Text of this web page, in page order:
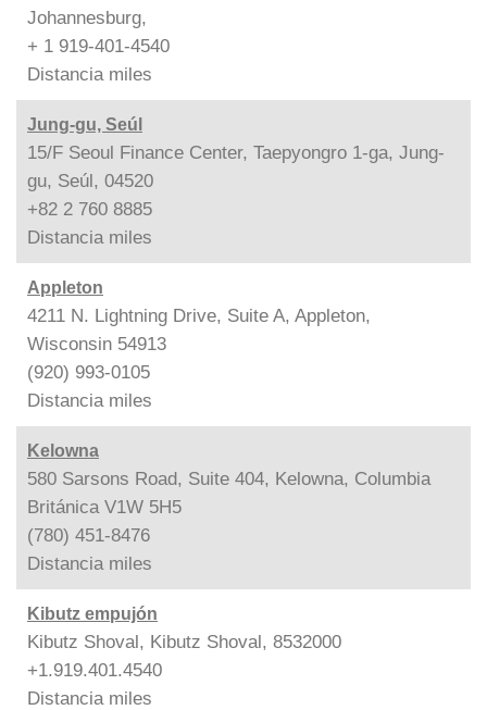
Johannesburg,
+ 1 919-401-4540
Distancia miles
Jung-gu, Seúl
15/F Seoul Finance Center, Taepyongro 1-ga, Jung-
gu, Seúl, 04520
+82 2 760 8885
Distancia miles
Appleton
4211 N. Lightning Drive, Suite A, Appleton,
Wisconsin 54913
(920) 993-0105
Distancia miles
Kelowna
580 Sarsons Road, Suite 404, Kelowna, Columbia
Británica V1W 5H5
(780) 451-8476
Distancia miles
Kibutz empujón
Kibutz Shoval, Kibutz Shoval, 8532000
+1.919.401.4540
Distancia miles